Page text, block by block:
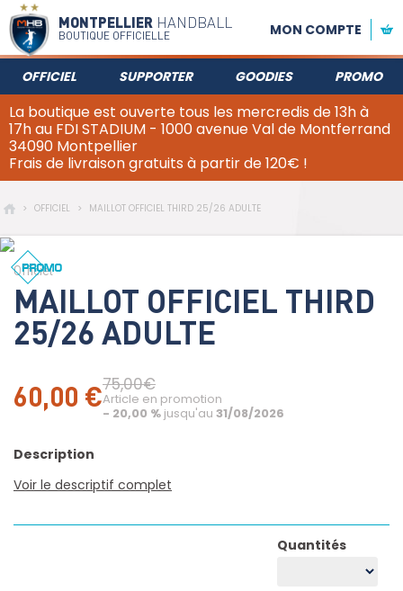
MONTPELLIERHANDBALL
BOUTIQUE OFFICIELLE MON COMPTE
OFFICIEL SUPPORTER GOODIES PROMO
La boutique est ouverte tous les mercredis de 13h à
17h au FDI STADIUM - 1000 avenue Val de Montferrand
34090 Montpellier
Frais de livraison gratuits à partir de 120€ !
> OFFICIEL > MAILLOT OFFICIEL THIRD 25/26 ADULTE
Officiel
MAILLOT OFFICIEL THIRD
25/26 ADULTE
60,00 €
75,00€
Article en promotion
- 20,00 % jusqu'au 31/08/2026
Description
Voir le descriptif complet
Quantités